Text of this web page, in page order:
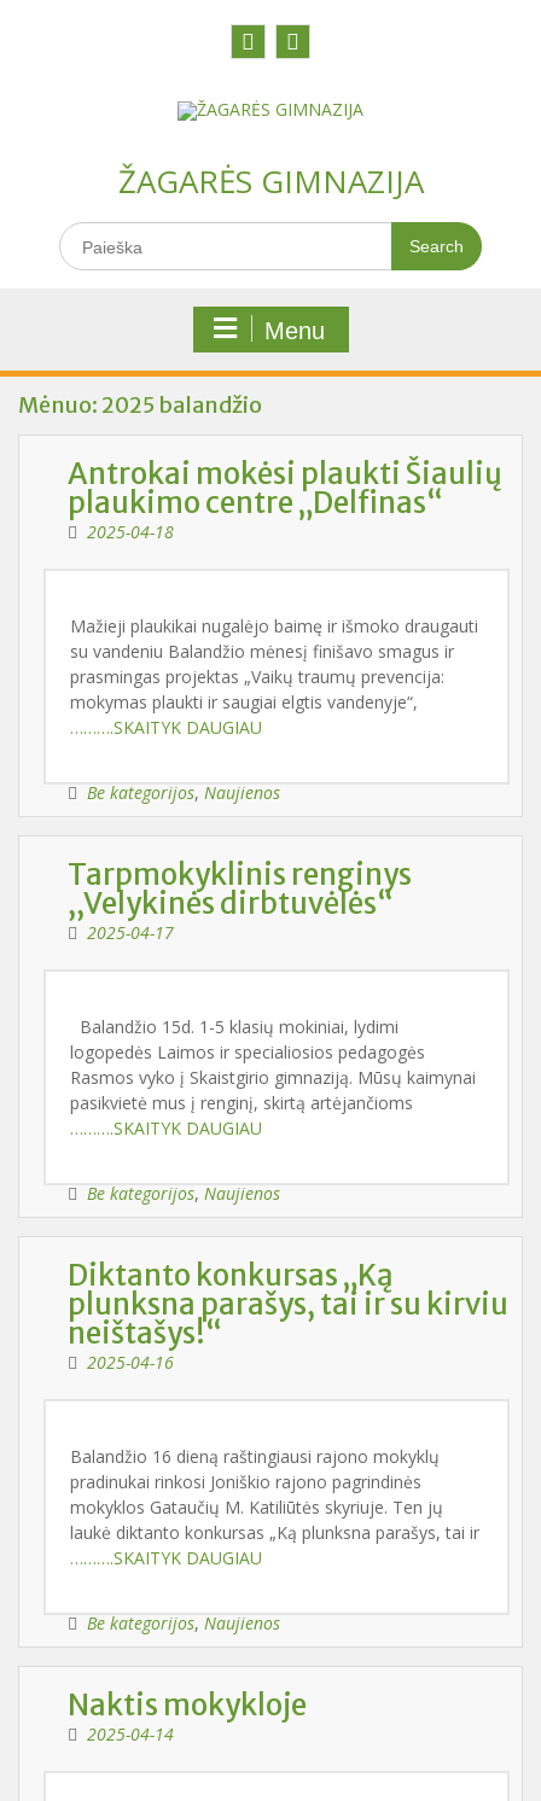
ŽAGARĖS GIMNAZIJA
Search
for:
Menu
Mėnuo: 2025 balandžio
Antrokai mokėsi plaukti Šiaulių
plaukimo centre „Delfinas“
2025-04-18
Mažieji plaukikai nugalėjo baimę ir išmoko draugauti
su vandeniu Balandžio mėnesį finišavo smagus ir
prasmingas projektas „Vaikų traumų prevencija:
mokymas plaukti ir saugiai elgtis vandenyje“,
……….SKAITYK DAUGIAU
Be kategorijos, Naujienos
Tarpmokyklinis renginys
,,Velykinės dirbtuvėlės“
2025-04-17
Balandžio 15d. 1-5 klasių mokiniai, lydimi
logopedės Laimos ir specialiosios pedagogės
Rasmos vyko į Skaistgirio gimnaziją. Mūsų kaimynai
pasikvietė mus į renginį, skirtą artėjančioms
……….SKAITYK DAUGIAU
Be kategorijos, Naujienos
Diktanto konkursas „Ką
plunksna parašys, tai ir su kirviu
neištašys!“
2025-04-16
Balandžio 16 dieną raštingiausi rajono mokyklų
pradinukai rinkosi Joniškio rajono pagrindinės
mokyklos Gataučių M. Katiliūtės skyriuje. Ten jų
laukė diktanto konkursas „Ką plunksna parašys, tai ir
……….SKAITYK DAUGIAU
Be kategorijos, Naujienos
Naktis mokykloje
2025-04-14